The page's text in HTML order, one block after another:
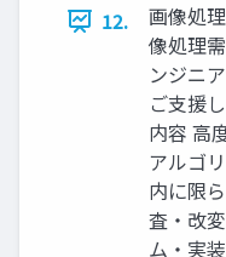
12.
画像処
像処理
ンジニ
ご支援
内容 高
アルゴ
内に限
査・改
ム・実